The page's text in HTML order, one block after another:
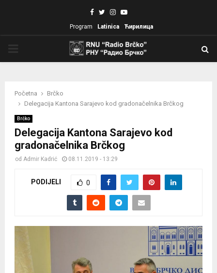
Facebook
TwitterInstagram
Youtube
Program Latinica Ћирилица
Početna
Brčko
Delegacija Kantona Sarajevo kod gradonačelnika Brčkog
Brčko
Delegacija Kantona Sarajevo kod
gradonačelnika Brčkog
od Admir Kadrić 08.11.2019 - 13:29
PODIJELI 0